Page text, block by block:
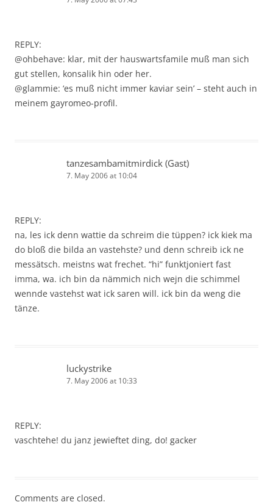
REPLY:
@ohbehave: klar, mit der hauswartsfamile muß man sich
gut stellen, konsalik hin oder her.
@glammie: ‘es muß nicht immer kaviar sein’ – steht auch in
meinem gayromeo-profil.
tanzesambamitmirdick (Gast)
7. May 2006 at 10:04
REPLY:
na, les ick denn wattie da schreim die tüppen? ick kiek ma
do bloß die bilda an vastehste? und denn schreib ick ne
messätsch. meistns wat frechet. “hi” funktjoniert fast
imma, wa. ich bin da nämmich nich wejn die schimmel
wennde vastehst wat ick saren will. ick bin da weng die
tänze.
luckystrike
7. May 2006 at 10:33
REPLY:
vaschtehe! du janz jewieftet ding, do! gacker
Comments are closed.